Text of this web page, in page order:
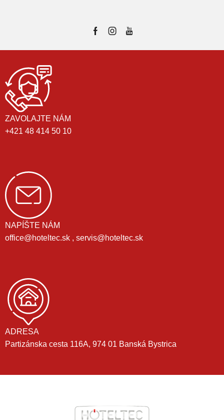
ZAVOLAJTE NÁM
+421 48 414 50 10
NAPÍŠTE NÁM
office@hoteltec.sk , servis@hoteltec.sk
ADRESA
Partizánska cesta 116A, 974 01 Banská Bystrica